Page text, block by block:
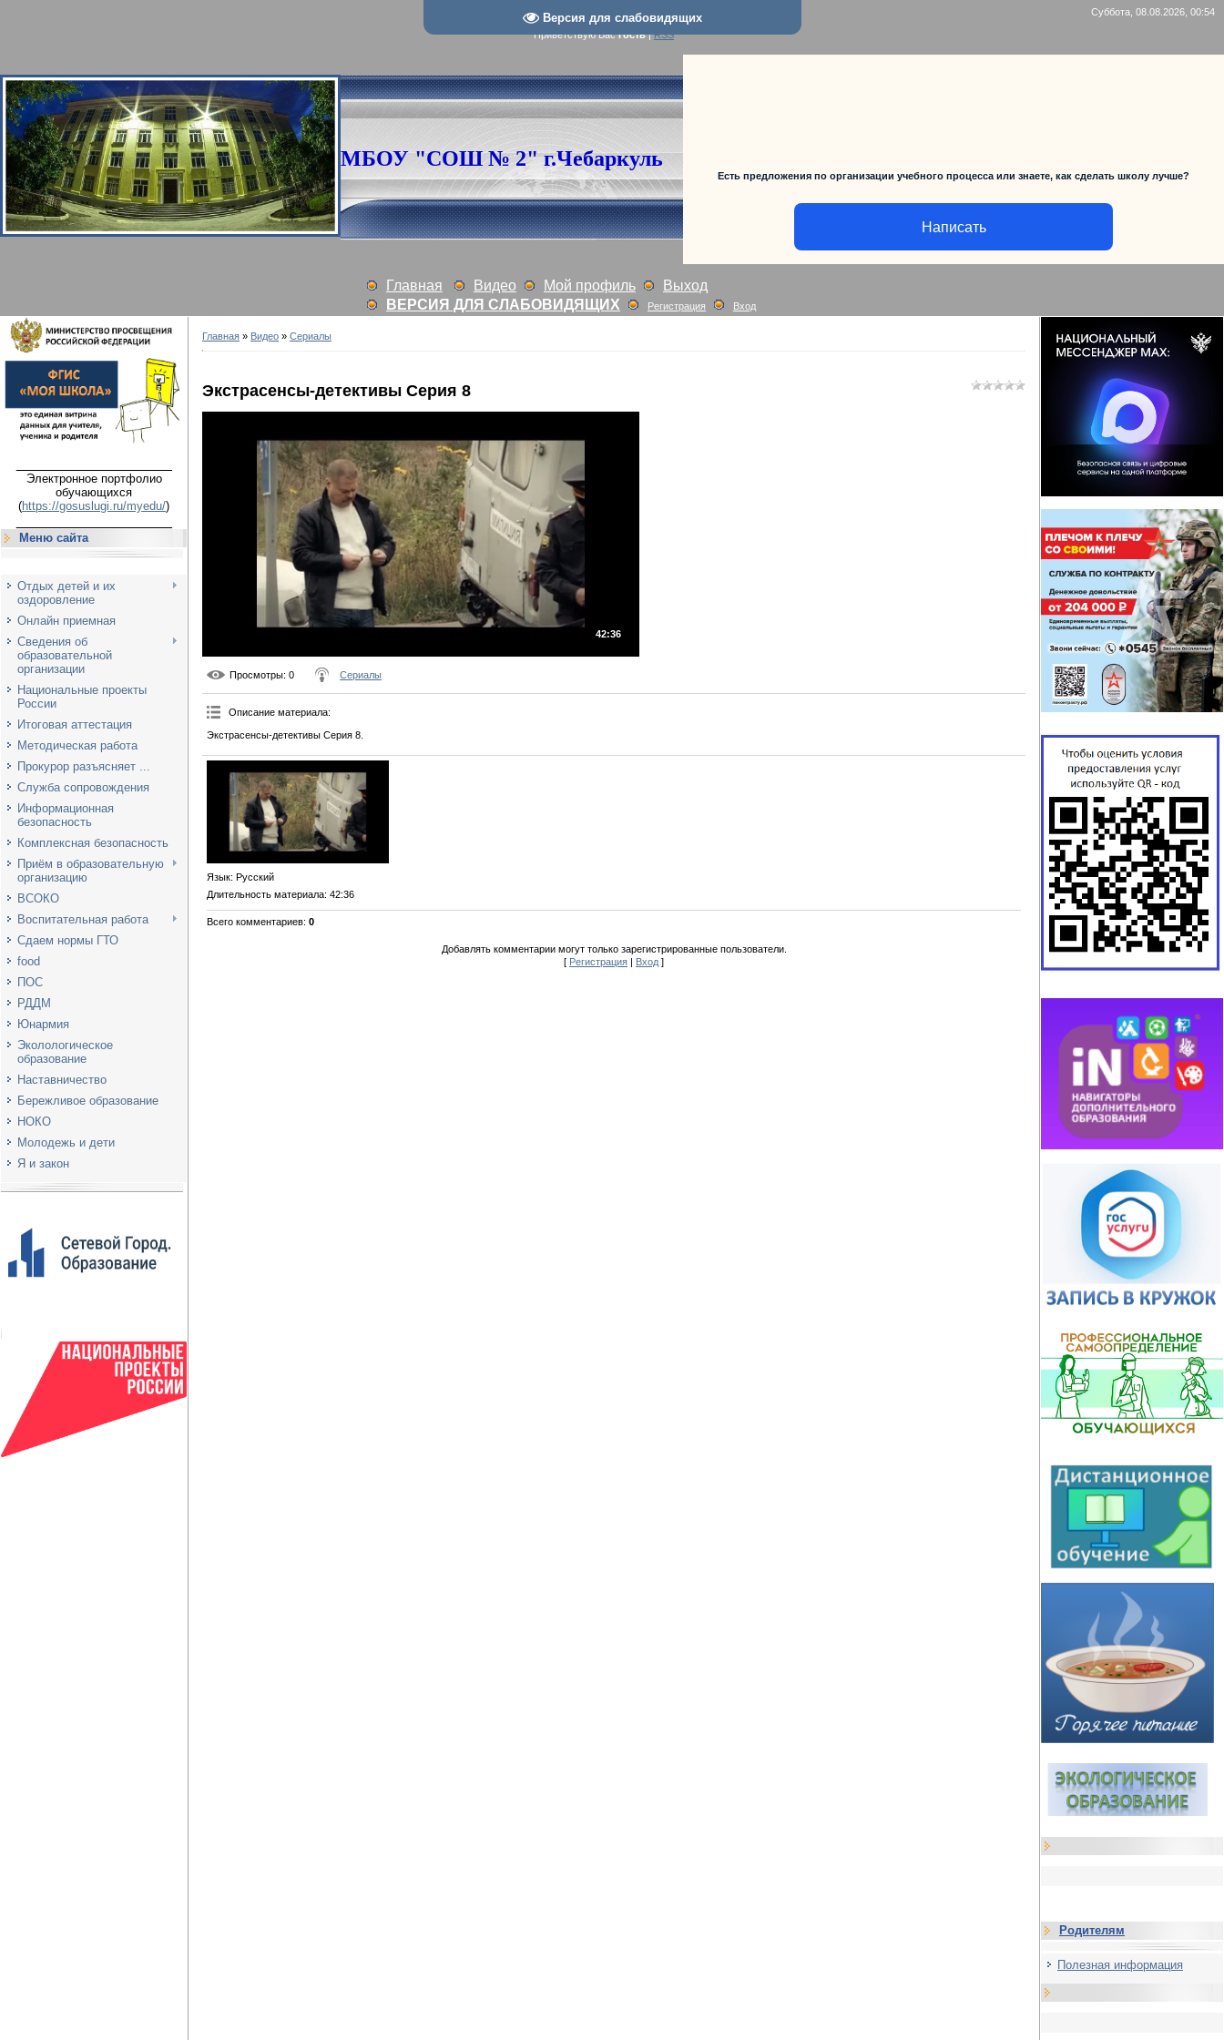
Версия для слабовидящих Суббота, 08.08.2026, 00:54
Приветствую Вас Гость|RSS
МБОУ "СОШ № 2" г.Чебаркуль
Есть предложения по организации учебного процесса или знаете, как сделать школу лучше?
Написать
Главная Видео Мой профиль
Выход
ВЕРСИЯ ДЛЯ СЛАБОВИДЯЩИХ
Регистрация Вход
Электронное портфолио
обучающихся
(https://gosuslugi.ru/myedu/)
Меню сайта
Отдых детей и их
оздоровление
Онлайн приемная
Сведения об
образовательной
организации
Национальные проекты
России
Итоговая аттестация
Методическая работа
Прокурор разъясняет ...
Служба сопровождения
Информационная
безопасность
Комплексная безопасность
Приём в образовательную
организацию
ВСОКО
Воспитательная работа
Сдаем нормы ГТО
food
ПОС
РДДМ
Юнармия
Эколологическое
образование
Наставничество
Бережливое образование
НОКО
Молодежь и дети
Я и закон
Главная » Видео » Сериалы
Экстрасенсы-детективы Серия 8
42:36
Просмотры: 0 Сериалы
Описание материала:
Экстрасенсы-детективы Серия 8.
Язык: Русский
Длительность материала: 42:36
Всего комментариев: 0
Добавлять комментарии могут только зарегистрированные пользователи.
[ Регистрация | Вход ]
Родителям
Полезная информация